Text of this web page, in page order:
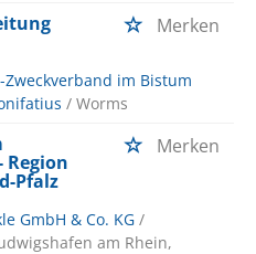
Merken
Zweckverband im Bistum
/ Worms
Pfalz
Merken
GmbH & Co. KG /
am Rhein,